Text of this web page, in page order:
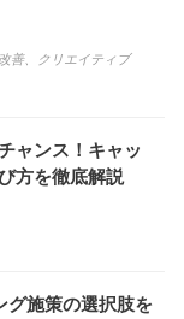
善、
クリエイティブ
ャンス！キャッ
方を徹底解説
グ施策の選択肢を